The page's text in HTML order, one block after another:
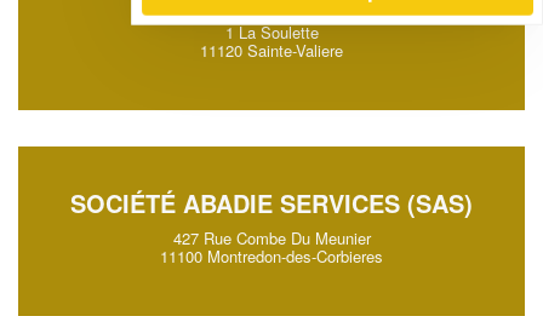
1 La Soulette
11120 Sainte-Valiere
SOCIÉTÉ ABADIE SERVICES (SAS)
427 Rue Combe Du Meunier
11100 Montredon-des-Corbieres